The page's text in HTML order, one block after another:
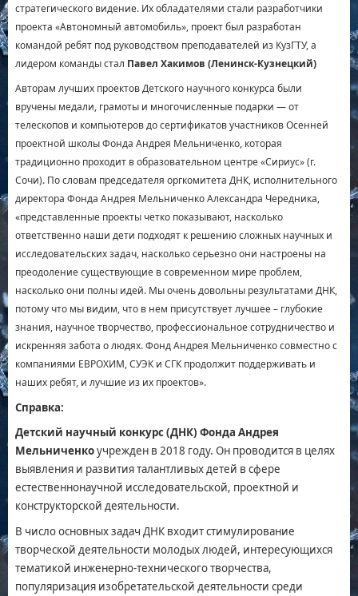
стратегического видение. Их обладателями стали разработчики
проекта «Автономный автомобиль», проект был разработан
командой ребят под руководством преподавателей из КузГТУ, а
лидером команды стал Павел Хакимов (Ленинск-Кузнецкий)
Авторам лучших проектов Детского научного конкурса были
вручены медали, грамоты и многочисленные подарки — от
телескопов и компьютеров до сертификатов участников Осенней
проектной школы Фонда Андрея Мельниченко, которая
традиционно проходит в образовательном центре «Сириус» (г.
Сочи). По словам председателя оргкомитета ДНК, исполнительного
директора Фонда Андрея Мельниченко Александра Чередника,
«представленные проекты четко показывают, насколько
ответственно наши дети подходят к решению сложных научных и
исследовательских задач, насколько серьезно они настроены на
преодоление существующие в современном мире проблем,
насколько они полны идей. Мы очень довольны результатами ДНК,
потому что мы видим, что в нем присутствует лучшее – глубокие
знания, научное творчество, профессиональное сотрудничество и
искренняя забота о людях. Фонд Андрея Мельниченко совместно с
компаниями ЕВРОХИМ, СУЭК и СГК продолжит поддерживать и
наших ребят, и лучшие из их проектов».
Справка:
Детский научный конкурс (ДНК) Фонда Андрея
Мельниченкоучрежден в 2018 году. Он проводится в целях
выявления и развития талантливых детей в сфере
естественнонаучной исследовательской, проектной и
конструкторской деятельности.
В число основных задач ДНК входит стимулирование
творческой деятельности молодых людей, интересующихся
тематикой инженерно-технического творчества,
популяризация изобретательской деятельности среди